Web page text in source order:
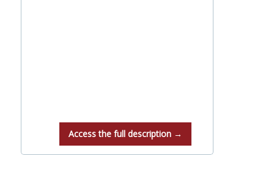
Access the full description →